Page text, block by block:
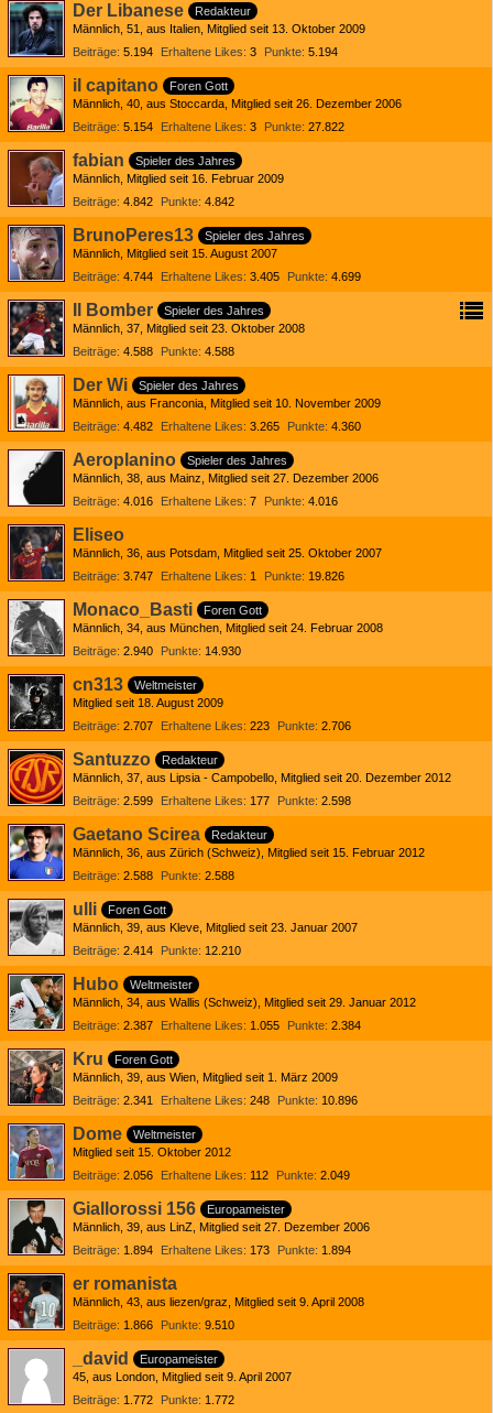
Der Libanese
Redakteur
Männlich 51 aus Italien Mitglied seit 13. Oktober 2009
Beiträge 5.194 Erhaltene Likes 3 Punkte 5.194
il capitano
Foren Gott
Männlich 40 aus Stoccarda Mitglied seit 26. Dezember 2006
Beiträge 5.154 Erhaltene Likes 3 Punkte 27.822
fabian
Spieler des Jahres
Männlich Mitglied seit 16. Februar 2009
Beiträge 4.842 Punkte 4.842
BrunoPeres13
Spieler des Jahres
Männlich Mitglied seit 15. August 2007
Beiträge 4.744 Erhaltene Likes 3.405 Punkte 4.699
Il Bomber
Spieler des Jahres
Männlich 37 Mitglied seit 23. Oktober 2008
Beiträge 4.588 Punkte 4.588
Der Wi
Spieler des Jahres
Männlich aus Franconia Mitglied seit 10. November 2009
Beiträge 4.482 Erhaltene Likes 3.265 Punkte 4.360
Aeroplanino
Spieler des Jahres
Männlich 38 aus Mainz Mitglied seit 27. Dezember 2006
Beiträge 4.016 Erhaltene Likes 7 Punkte 4.016
Eliseo
Männlich 36 aus Potsdam Mitglied seit 25. Oktober 2007
Beiträge 3.747 Erhaltene Likes 1 Punkte 19.826
Monaco_Basti
Foren Gott
Männlich 34 aus München Mitglied seit 24. Februar 2008
Beiträge 2.940 Punkte 14.930
cn313
Weltmeister
Mitglied seit 18. August 2009
Beiträge 2.707 Erhaltene Likes 223 Punkte 2.706
Santuzzo
Redakteur
Männlich 37 aus Lipsia - Campobello Mitglied seit 20. Dezember 2012
Beiträge 2.599 Erhaltene Likes 177 Punkte 2.598
Gaetano Scirea
Redakteur
Männlich 36 aus Zürich (Schweiz) Mitglied seit 15. Februar 2012
Beiträge 2.588 Punkte 2.588
ulli
Foren Gott
Männlich 39 aus Kleve Mitglied seit 23. Januar 2007
Beiträge 2.414 Punkte 12.210
Hubo
Weltmeister
Männlich 34 aus Wallis (Schweiz) Mitglied seit 29. Januar 2012
Beiträge 2.387 Erhaltene Likes 1.055 Punkte 2.384
Kru
Foren Gott
Männlich 39 aus Wien Mitglied seit 1. März 2009
Beiträge 2.341 Erhaltene Likes 248 Punkte 10.896
Dome
Weltmeister
Mitglied seit 15. Oktober 2012
Beiträge 2.056 Erhaltene Likes 112 Punkte 2.049
Giallorossi 156
Europameister
Männlich 39 aus LinZ Mitglied seit 27. Dezember 2006
Beiträge 1.894 Erhaltene Likes 173 Punkte 1.894
er romanista
Männlich 43 aus liezen/graz Mitglied seit 9. April 2008
Beiträge 1.866 Punkte 9.510
_david
Europameister
45 aus London Mitglied seit 9. April 2007
Beiträge 1.772 Punkte 1.772